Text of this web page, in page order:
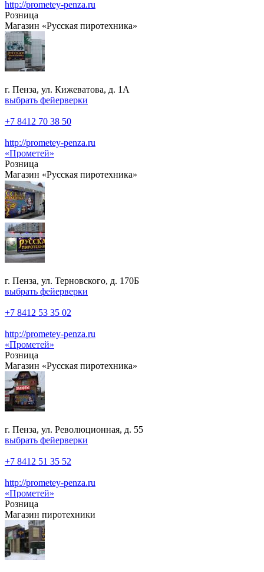
http://prometey-penza.ru
Розница
Магазин «Русская пиротехника»
г. Пенза, ул. Кижеватова, д. 1А
выбрать фейерверки
+7 8412 70 38 50
http://prometey-penza.ru
«Прометей»
Розница
Магазин «Русская пиротехника»
г. Пенза, ул. Терновского, д. 170Б
выбрать фейерверки
+7 8412 53 35 02
http://prometey-penza.ru
«Прометей»
Розница
Магазин «Русская пиротехника»
г. Пенза, ул. Революционная, д. 55
выбрать фейерверки
+7 8412 51 35 52
http://prometey-penza.ru
«Прометей»
Розница
Магазин пиротехники